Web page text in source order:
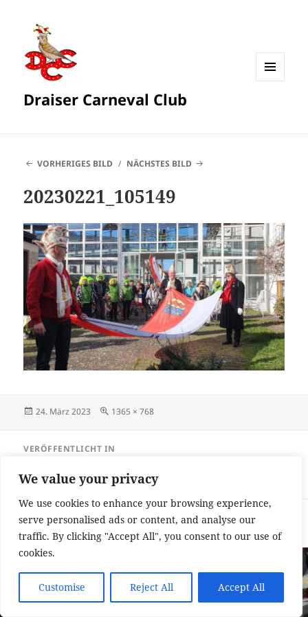
We value your privacy
We use cookies to enhance your browsing experience,
serve personalised ads or content, and analyse our
traffic. By clicking "Accept All", you consent to our use of
cookies.
Customise Reject All Accept All
Draiser Carneval Club
VORHERIGES BILD NÄCHSTES BILD
20230221_105149
Veröffentlicht
24. März 2023 Originalgröße
1365 × 768
VERÖFFENTLICHT IN
des Altenheims
Impressum und Datenschutzerklärung
Stolz präsentiert von
WordPress